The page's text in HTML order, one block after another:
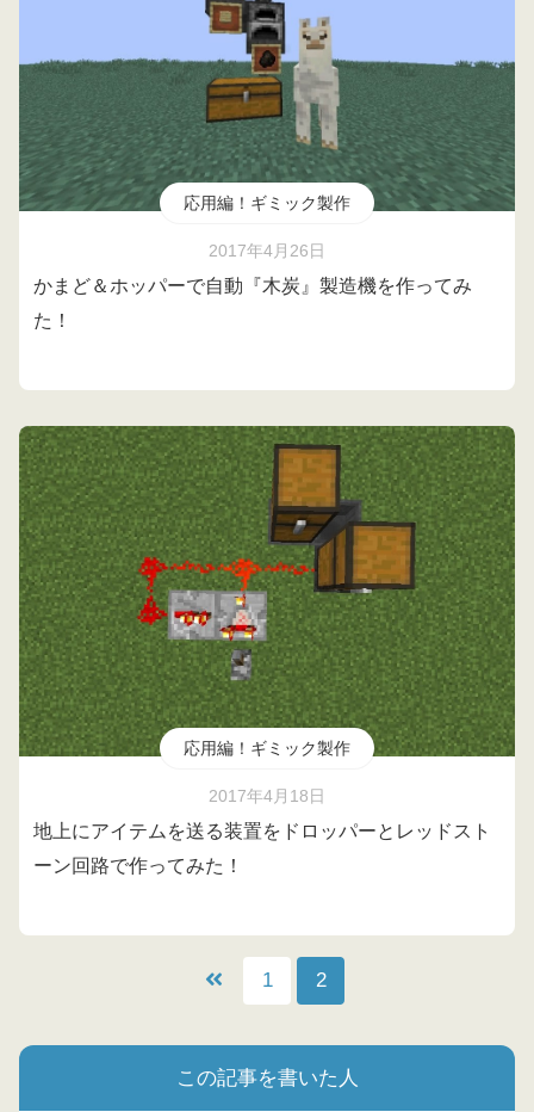
応用編！ギミック製作
2017年4月26日
かまど＆ホッパーで自動『木炭』製造機を作ってみ
た！
応用編！ギミック製作
2017年4月18日
地上にアイテムを送る装置をドロッパーとレッドスト
ーン回路で作ってみた！
1 2
この記事を書いた人